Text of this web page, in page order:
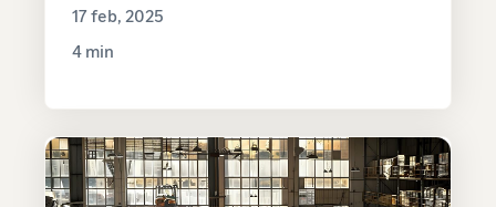
17 feb, 2025
4 min